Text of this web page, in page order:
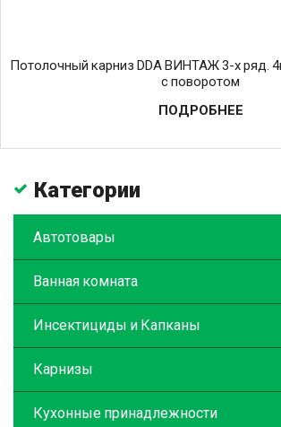
Потолочный карниз DDA ВИНТАЖ 3-х ряд.
с поворотом
ПОДРОБНЕЕ
Категории
Автотовары
Ванная комната
Инсектициды и Капканы
Карнизы
Кухонные принадлежности